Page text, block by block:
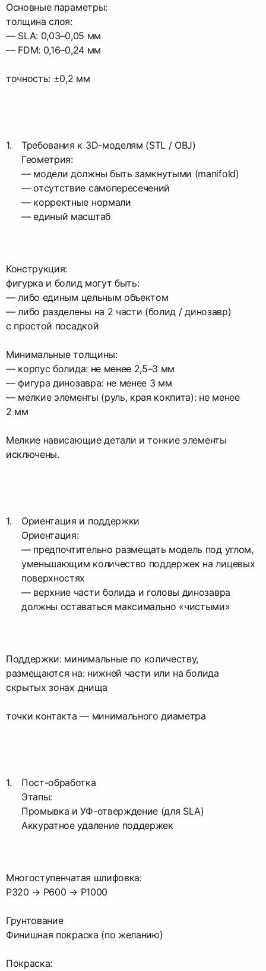
Основные параметры:
толщина слоя:
— SLA: 0,03–0,05 мм
— FDM: 0,16–0,24 мм
точность: ±0,2 мм
Требования к 3D-моделям (STL / OBJ)
Геометрия:
— модели должны быть замкнутыми (manifold)
— отсутствие самопересечений
— корректные нормали
— единый масштаб
Конструкция:
фигурка и болид могут быть:
— либо единым цельным объектом
— либо разделены на 2 части (болид / динозавр)
с простой посадкой
Минимальные толщины:
— корпус болида: не менее 2,5–3 мм
— фигура динозавра: не менее 3 мм
— мелкие элементы (руль, края кокпита): не менее
2 мм
Мелкие нависающие детали и тонкие элементы
исключены.
Ориентация и поддержки
Ориентация:
— предпочтительно размещать модель под углом,
уменьшающим количество поддержек на лицевых
поверхностях
— верхние части болида и головы динозавра
должны оставаться максимально «чистыми»
Поддержки: минимальные по количеству,
размещаются на: нижней части или на болида
скрытых зонах днища
точки контакта — минимального диаметра
Пост-обработка
Этапы:
Промывка и УФ-отверждение (для SLA)
Аккуратное удаление поддержек
Многоступенчатая шлифовка:
P320 → P600 → P1000
Грунтование
Финишная покраска (по желанию)
Покраска: